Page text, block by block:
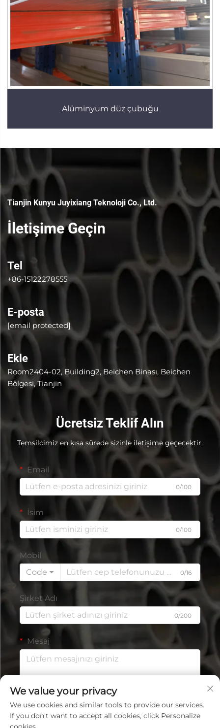
Alüminyum düz çubuğu
Tianjin Kunyu Juyixiang Teknoloji Co., Ltd.
İletişime Geçin
Tel
+86-15122278555
E-posta
[email protected]
Ekle
Room2404-02, Building2, Beichen Binası, Beichen
Bölgesi, Tianjin
Ücretsiz Teklif Alın
Temsilcimiz en kısa sürede sizinle iletişime geçecektir.
Email
0/100
İsim
0/100
Mobil
Code
0/16
Şirket Adı
0/200
Mesaj
GÖNDER
We value your privacy
We use cookies and similar tools to provide our services.
If you don't want to accept all cookies, click Personalize